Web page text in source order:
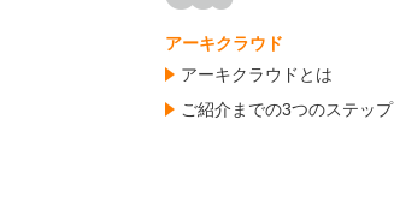
アーキクラウド
アーキクラウドとは
ご紹介までの3つのステップ